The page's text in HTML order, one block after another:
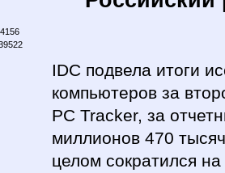
IDC подвела итоги
компьютеров за
PC Tracker, за
миллионов 470
целом сократился